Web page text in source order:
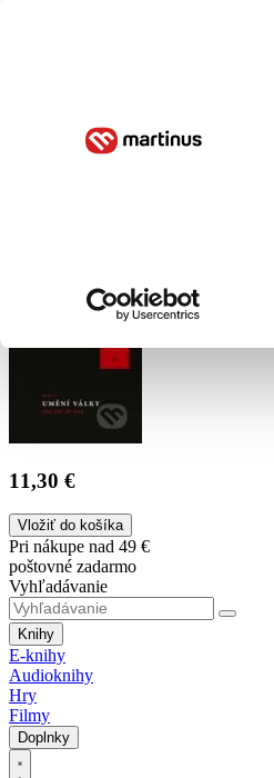
11,30 €
Vložiť do košíka
Pri nákupe nad 49 €
poštovné zadarmo
Vyhľadávanie
Knihy
E-knihy
Audioknihy
Hry
Filmy
Doplnky